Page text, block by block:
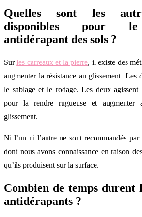
Quelles sont les
disponibles pour le
antidérapant des sols ?
Surles carreaux et la pierre, il existe des
augmenter la résistance au glissement. Les
le sablage et le rodage. Les deux agissent
pour la rendre rugueuse et augmenter
glissement.
Ni l’un ni l’autre ne sont recommandés par
dont nous avons connaissance en raison
qu’ils produisent sur la surface.
Combien de temps durent
antidérapants ?